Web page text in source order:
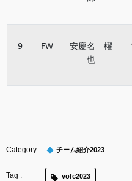
チーム紹介2023
vofc2023